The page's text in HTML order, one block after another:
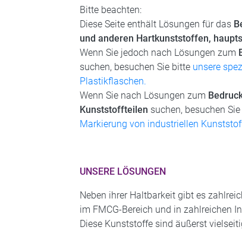
Bitte beachten:
Diese Seite enthält Lösungen für das
und anderen Hartkunststoffen,
Wenn Sie jedoch nach Lösungen zum
suchen, besuchen Sie bitte unsere
Plastikflaschen.
Wenn Sie nach Lösungen zum
Kunststoffteilen suchen, besuchen
Markierung von industriellen
UNSERE LÖSUNGEN
Neben ihrer Haltbarkeit gibt es
im FMCG-Bereich und in zahlreichen
Diese Kunststoffe sind äußerst